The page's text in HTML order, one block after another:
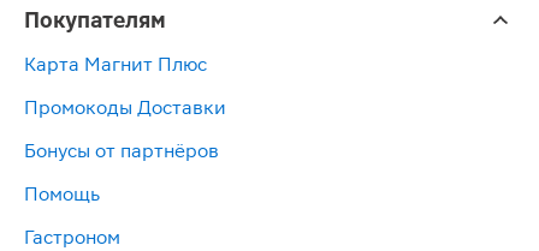
Покупателям
Карта Магнит Плюс
Промокоды Доставки
Бонусы от партнёров
Помощь
Гастроном